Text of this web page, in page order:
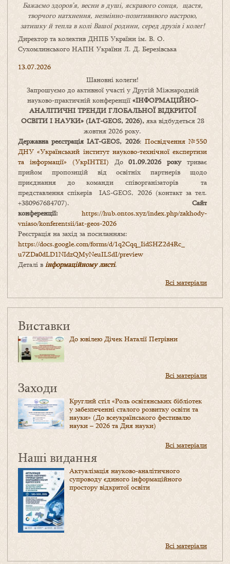
Бажаємо здоров’я, весни в душі, яскравого сонця, щастя,
творчого натхнення, незмінно-позитивнвого настрою,
затишкуйтепла в коліВашоїродини, серед друзів і колег!
Директор та колектив ДНПБ України ім. В. О.
Сухомлинського НАПН України Л. Д. Березівська
13.07.2026
Шановні колеги!
Запрошуємо до активної участі у Другій Міжнародній
науково-практичній конференції «ІНФОРМАЦІЙНО-
АНАЛІТИЧНІ ТРЕНДИ ГЛОБАЛЬНОЇ ВІДКРИТОЇ
ОСВІТИ І НАУКИ» (IAT-GEOS, 2026),яка відбудеться 28
жовтня 2026 року.
Державна реєстрація IAT-GEOS, 2026: Посвідчення №550
ДНУ «Український інститут науково-технічної експертизи
та інформації» (УкрІНТЕІ) До01.09.2026 рокутриває
прийом пропозицій від освітніх партнерів щодо
приєднання до команди співорганізаторів та
представлення спікерів IAS-GEOS, 2026 (контакт за тел.
+380967684707). Сайт
конференції: https://hub.ontos.xyz/index.php/zakhody-
vniaso/konferentsii/iat-geos-2026
Реєстрація на захід за посиланням:
https://docs.google.com/forms/d/1q2Cqq_IidSHZ2d4Rc_
u7ZDa0dLD1NIdzQMyNeuILSdI/preview
Деталі в інформаційному листі.
Всі матеріали
Виставки
До ювілею Дічек Наталії Петрівни
Всі матеріали
Заходи
Круглий стіл «Роль освітянських бібліотек
у забезпеченні сталого розвитку освіти та
науки» (До всеукраїнського фестивалю
науки – 2026 та Дня науки)
Всі матеріали
Наші видання
Актуалізація науково-аналітичного
супроводу єдиного інформаційного
простору відкритої освіти
Всі матеріали